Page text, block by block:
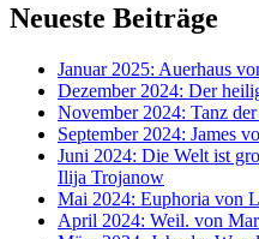
Neueste Beiträge
Januar 2025: Auerhaus
Dezember 2024: Der
November 2024: Tanz
September 2024: James
Juni 2024: Die Welt ist
Ilija Trojanow
Mai 2024: Euphoria von
April 2024: Weil. von